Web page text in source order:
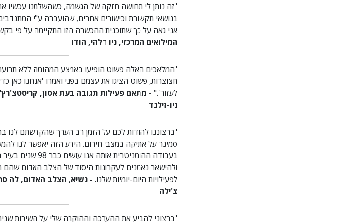
"זה נותן לי תחושה חזקה של הגשמה, כשהשלמנו עכשיו
בנושאי תקשורת וכישורים אחרים, שהועברה ע"י
אני גאה על כך שתוכנית ההכשרה הזו התקיימה על פי
המילואים המרכזי, ניו דלהי, הודו
"המלאכים האלה פשוט הופיעו באמצע המהומה ללא
חצוצרות, פשוט הציגו את עצמם בפני ואמרו 'אנחנו כאן כדי
לעזור'." - מתאם פעילות תגובה בעת אסון,
ניו-זילנד
"ברצוננו להודות לכם על הזמן רב הערך שהקדשתם לנו
סמינר על אתיקה במצבי חירום. הידע הזה יאפשר לנו
בעבודה ההומניטרית אותה אנו עושים כבר 98
ולהישאר נאמנים לעקרונות היסוד של הצלב האדום שהם
לפעילויות היום-יומיות שלנו. - נשיא, הצלב האדום, לה
צ'ילה
"ברצוני להביע את ההערכה וההוקרה שלי על השירות